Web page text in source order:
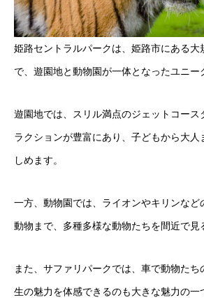
姫路セントラルパークは、姫路市にある大
で、遊園地と動物園が一体となったユニー
遊園地では、スリル満点のジェットコース
ラクションが豊富にあり、子どもから大人
しめます。
一方、動物園では、ライオンやキリンなど
動物まで、多種多様な動物たちを間近で見
また、サファリパークでは、車で動物た
生の魅力を体感できるのも大きな魅力の一